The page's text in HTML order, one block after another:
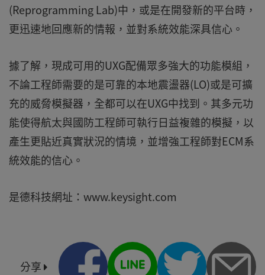
(Reprogramming Lab)中，或是在開發新的平台時，
更迅速地回應新的情報，並對系統效能深具信心。
據了解，現成可用的UXG配備眾多強大的功能模組，
不論工程師需要的是可靠的本地震盪器(LO)或是可擴
充的威脅模擬器，全都可以在UXG中找到。其多元功
能使得航太與國防工程師可執行日益複雜的模擬，以
產生更貼近真實狀況的情境，並增強工程師對ECM系
統效能的信心。
是德科技網址：www.keysight.com
分享